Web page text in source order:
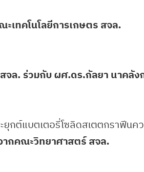
เทคโนโลยีการเกษตร สจล.
ล. ร่วมกับ ผศ.ดร.กัลยา นาคลัง
กต์แบตเตอรี่โซลิดสเตตกราฟีน
กคณะวิทยาศาสตร์ สจล.